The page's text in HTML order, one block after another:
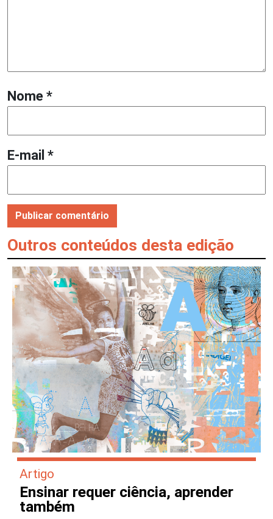
Nome *
E-mail *
Outros conteúdos desta edição
Artigo
Ensinar requer ciência, aprender
também